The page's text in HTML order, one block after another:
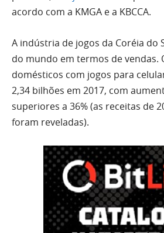
acordo com a KMGA e a KBCCA.
A indústria de jogos da Coréia do
do mundo em termos de vendas.
domésticos com jogos para
2,34 bilhões em 2017, com
superiores a 36% (as receitas de
foram reveladas).